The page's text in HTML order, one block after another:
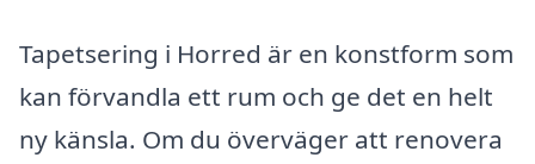
Tapetsering i Horred är en konstform som
kan förvandla ett rum och ge det en helt
ny känsla. Om du överväger att renovera